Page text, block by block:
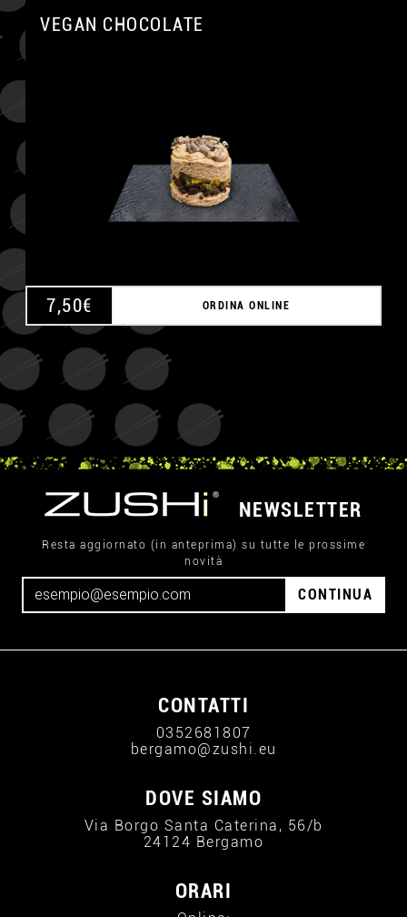
VEGAN CHOCOLATE
7,50€ ORDINA ONLINE
NEWSLETTER
Resta aggiornato (in anteprima) su tutte le prossime
novità
CONTINUA
CONTATTI
0352681807
bergamo@zushi.eu
DOVE SIAMO
Via Borgo Santa Caterina, 56/b
24124 Bergamo
ORARI